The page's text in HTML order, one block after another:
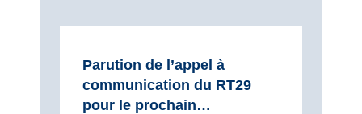
Parution de l’appel à
communication du RT29
pour le prochain…